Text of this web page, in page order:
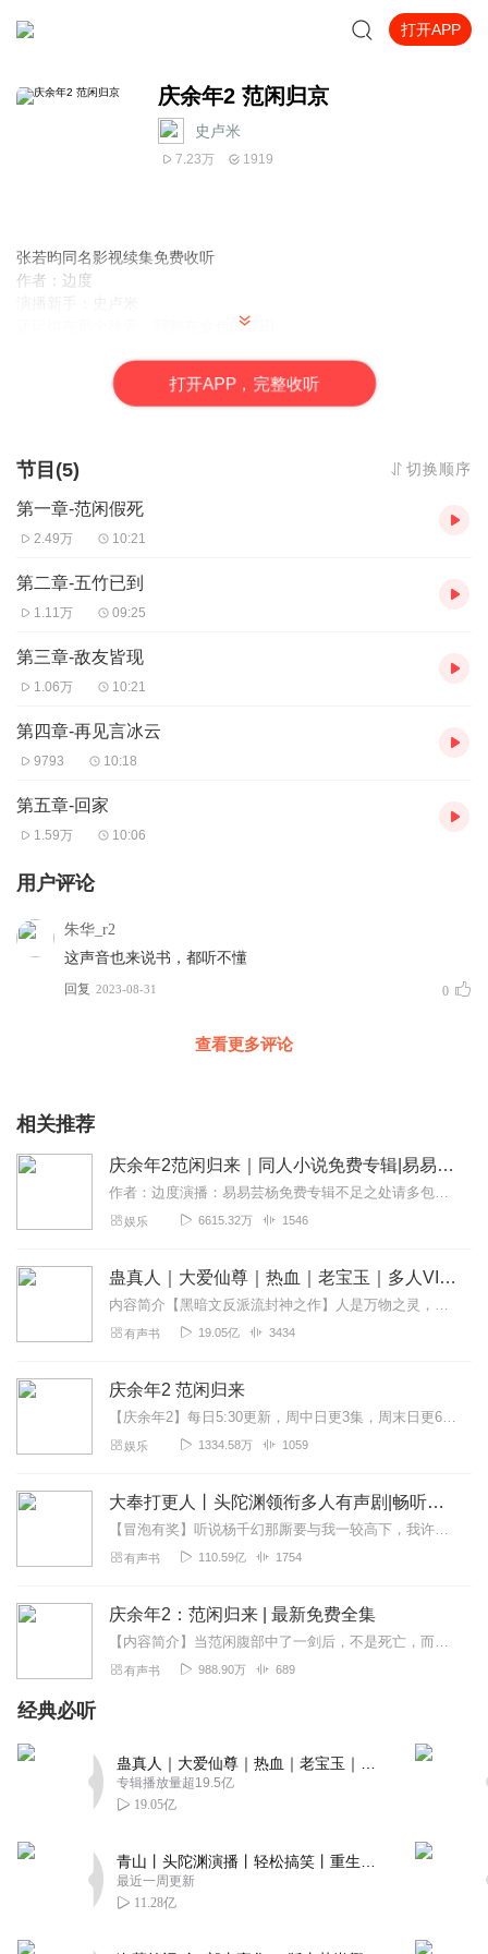
打开APP
庆余年2 范闲归京
史卢米
7.23万 1919
张若昀同名影视续集免费收听
作者：边度
还记得在那个秋天，我躺在金色的麦田
没有评论点赞怎么办，希望这个声音能够带你入眠。
有声知识：演播分为四个等级，普级、平级、封级、侠级。又分为
峦读】请多关照。
打开APP，完整收听
节目(5) 切换顺序
第一章-范闲假死
2.49万 10:21
第二章-五竹已到
1.11万 09:25
第三章-敌友皆现
1.06万 10:21
第四章-再见言冰云
9793 10:18
第五章-回家
1.59万 10:06
用户评论
朱华_r2
这声音也来说书，都听不懂
回复 2023-08-31 0
查看更多评论
相关推荐
庆余年2范闲归来｜同人小说免费专辑|易易芸杨
作者：边度演播：易易芸杨免费专辑不足之处请多包涵喜欢的小伙伴请订阅关注给个五星好评，不喜欢的也请手下留情，每日录音制作不易，您的支持就是加速更新的动力。北齐...
娱乐 6615.32万 1546
蛊真人｜大爱仙尊｜热血｜老宝玉｜多人VIP免费有声剧
内容简介【黑暗文反派流封神之作】人是万物之灵，蛊是天地真精。一个穿越者不断重生的故事。一个养蛊、炼蛊、用蛊的奇特世界。配音组（男角色）老宝玉旁白...
有声书 19.05亿 3434
庆余年2 范闲归来
【庆余年2】每日5:30更新，周中日更3集，周末日更6集精彩文学作品，同人版小说作者：边度（非猫腻）演播：悠悠心怡声明：此小说原著版权归原著相关个人或组织所有，...
娱乐 1334.58万 1059
大奉打更人丨头陀渊领衔多人有声剧|畅听全集|王鹤棣、田曦薇主演影视剧原著|卖报小郎君
【冒泡有奖】听说杨千幻那厮要与我一较高下，我许七安要开始装叉了！快进入声音播放页戳下方输入框，冒个泡偷偷告诉我，我要用哪些诗词才能胜过他？说得好的，有赏！202...
有声书 110.59亿 1754
庆余年2：范闲归来 | 最新免费全集
【内容简介】当范闲腹部中了一剑后，不是死亡，而是重生。不止一次的被人算计，当做棋子，是范闲一步步地蜕变。待他重返之日，便是那些人付出代价之时，当他想与那些人真正...
有声书 988.90万 689
经典必听
专辑播放量超19.5亿
19.05亿
最近一周更新
11.28亿